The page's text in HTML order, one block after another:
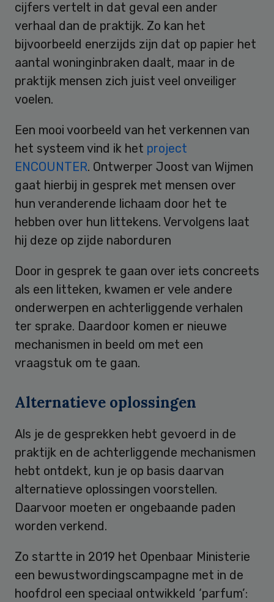
cijfers vertelt in dat geval een ander
verhaal dan de praktijk. Zo kan het
bijvoorbeeld enerzijds zijn dat op papier het
aantal woninginbraken daalt, maar in de
praktijk mensen zich juist veel onveiliger
voelen.
Een mooi voorbeeld van het verkennen van
het systeem vind ik het project
ENCOUNTER. Ontwerper Joost van Wijmen
gaat hierbij in gesprek met mensen over
hun veranderende lichaam door het te
hebben over hun littekens. Vervolgens laat
hij deze op zijde naborduren
Door in gesprek te gaan over iets concreets
als een litteken, kwamen er vele andere
onderwerpen en achterliggende verhalen
ter sprake. Daardoor komen er nieuwe
mechanismen in beeld om met een
vraagstuk om te gaan.
Alternatieve oplossingen
Als je de gesprekken hebt gevoerd in de
praktijk en de achterliggende mechanismen
hebt ontdekt, kun je op basis daarvan
alternatieve oplossingen voorstellen.
Daarvoor moeten er ongebaande paden
worden verkend.
Zo startte in 2019 het Openbaar Ministerie
een bewustwordingscampagne met in de
hoofdrol een speciaal ontwikkeld ‘parfum’: